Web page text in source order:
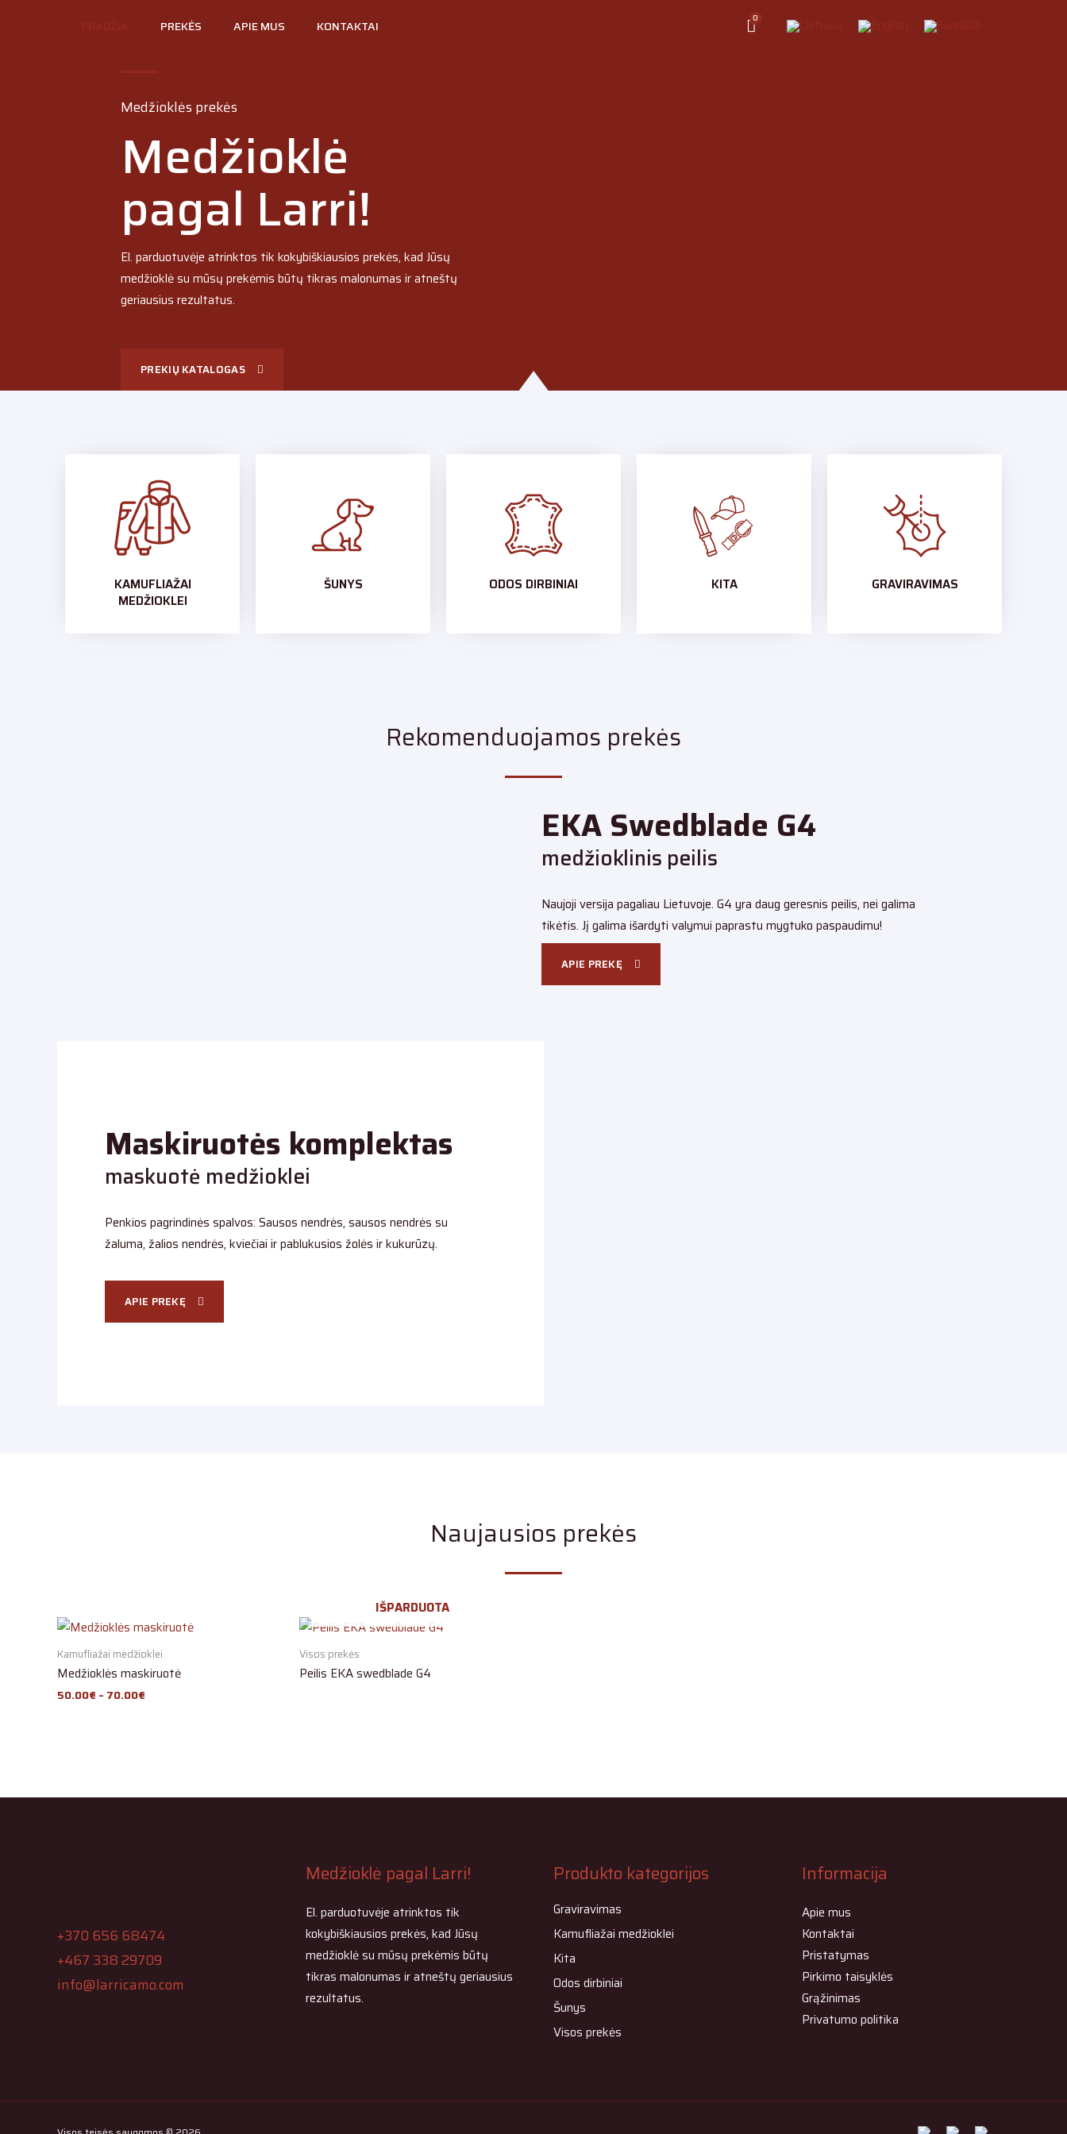
PREKĖS APIE MUS KONTAKTAI
Medžioklės prekės
Medžioklė
pagal Larri!
El. parduotuvėje atrinktos tik kokybiškiausios prekės, kad Jūsų
medžioklė su mūsų prekėmis būtų tikras malonumas ir atneštų
geriausius rezultatus.
PREKIŲ KATALOGAS
KAMUFLIAŽAI
MEDŽIOKLEI
ŠUNYS ODOS DIRBINIAI KITA GRAVIRAVIMAS
Rekomenduojamos prekės
EKA Swedblade G4
medžioklinis peilis
Naujoji versija pagaliau Lietuvoje. G4 yra daug geresnis peilis, nei galima
tikėtis. Jį galima išardyti valymui paprastu mygtuko paspaudimu!
APIE PREKĘ
Maskiruotės komplektas
maskuotė medžioklei
Penkios pagrindinės spalvos: Sausos nendrės, sausos nendrės su
žaluma, žalios nendrės, kviečiai ir pablukusios žolės ir kukurūzų.
APIE PREKĘ
Naujausios prekės
Kamufliažai medžioklei
Medžioklės maskiruotė
50.00€ – 70.00€
IŠPARDUOTA
Visos prekės
Peilis EKA swedblade G4
+370 656 68474
+467 338 29709
info@larricamo.com
Medžioklė pagal Larri!
El. parduotuvėje atrinktos tik
kokybiškiausios prekės, kad Jūsų
medžioklė su mūsų prekėmis būtų
tikras malonumas ir atneštų geriausius
rezultatus.
Produkto kategorijos
Graviravimas
Kamufliažai medžioklei
Kita
Odos dirbiniai
Šunys
Visos prekės
Informacija
Apie mus
Kontaktai
Pristatymas
Pirkimo taisyklės
Grąžinimas
Privatumo politika